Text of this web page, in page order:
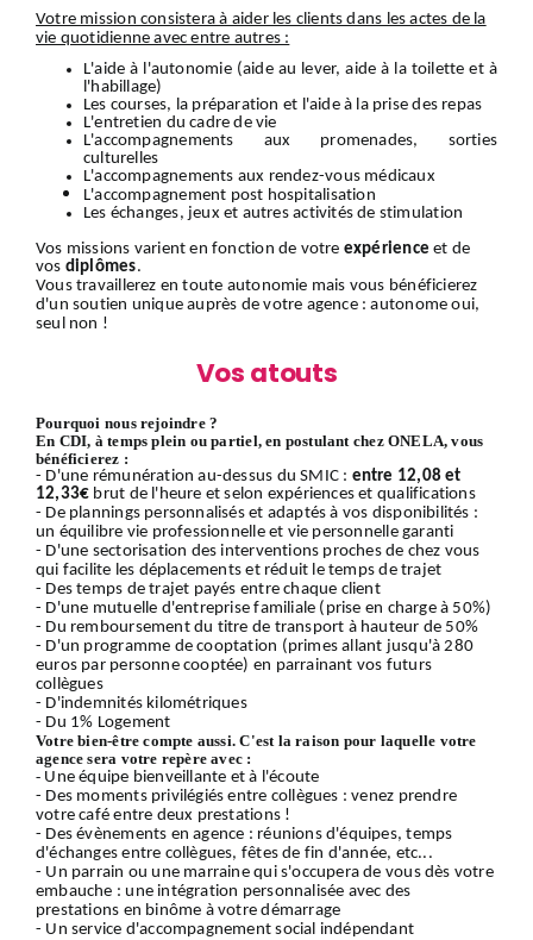
Votre mission consistera à aider les clients dans les actes de la
vie quotidienne avec entre autres :
L'aide à l'autonomie (aide au lever, aide à la toilette et à
l'habillage)
Les courses, la préparation et l'aide à la prise des repas
L'entretien du cadre de vie
L'accompagnements aux promenades, sorties
culturelles
L'accompagnements aux rendez-vous médicaux
L'accompagnement post hospitalisation
Les échanges, jeux et autres activités de stimulation
Vos missions varient en fonction de votre expérience et de
vos diplômes.
Vous travaillerez en toute autonomie mais vous bénéficierez
d'un soutien unique auprès de votre agence : autonome oui,
seul non !
Vos atouts
Pourquoi nous rejoindre ?
En CDI, à temps plein ou partiel, en postulant chez ONELA, vous
bénéficierez :
- D'une rémunération au-dessus du SMIC : entre 12,08 et
12,33€ brut de l'heure et selon expériences et qualifications
- De plannings personnalisés et adaptés à vos disponibilités :
un équilibre vie professionnelle et vie personnelle garanti
- D'une sectorisation des interventions proches de chez vous
qui facilite les déplacements et réduit le temps de trajet
- Des temps de trajet payés entre chaque client
- D'une mutuelle d'entreprise familiale (prise en charge à 50%)
- Du remboursement du titre de transport à hauteur de 50%
- D'un programme de cooptation (primes allant jusqu'à 280
euros par personne cooptée) en parrainant vos futurs
collègues
- D'indemnités kilométriques
- Du 1% Logement
Votre bien-être compte aussi. C'est la raison pour laquelle votre
agence sera votre repère avec :
- Une équipe bienveillante et à l'écoute
- Des moments privilégiés entre collègues : venez prendre
votre café entre deux prestations !
- Des évènements en agence : réunions d'équipes, temps
d'échanges entre collègues, fêtes de fin d'année, etc...
- Un parrain ou une marraine qui s'occupera de vous dès votre
embauche : une intégration personnalisée avec des
prestations en binôme à votre démarrage
- Un service d'accompagnement social indépendant